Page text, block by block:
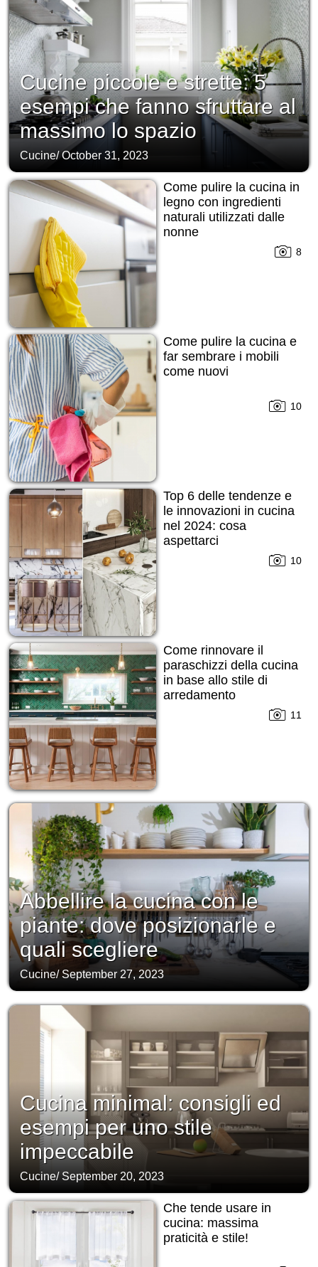
Cucine piccole e strette: 5
esempi che fanno sfruttare al
massimo lo spazio
Cucine/October 31, 2023
Come pulire la cucina in
legno con ingredienti
naturali utilizzati dalle
nonne
8
Come pulire la cucina e
far sembrare i mobili
come nuovi
10
Top 6 delle tendenze e
le innovazioni in cucina
nel 2024: cosa
aspettarci
10
Come rinnovare il
paraschizzi della cucina
in base allo stile di
arredamento
11
Abbellire la cucina con le
piante: dove posizionarle e
quali scegliere
Cucine/ September 27, 2023
Cucina minimal: consigli ed
esempi per uno stile
impeccabile
Cucine/ September 20, 2023
Che tende usare in
cucina: massima
praticità e stile!